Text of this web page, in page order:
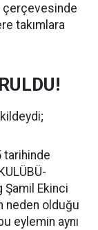
çerçevesinde
takımlara
tarihinde
Şamil Ekinci
neden olduğu
eylemin aynı